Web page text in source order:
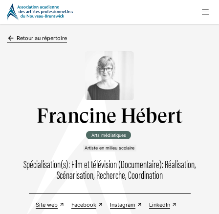
arrow_backward
Retour au répertoire
Francine Hébert
Arts médiatiques
Artiste en milieu scolaire
Spécialisation(s): Film et télévision (Documentaire): Réalisation,
Scénarisation, Recherche, Coordination
Site web arrow_outward Facebook arrow_outward Instagram arrow_outward LinkedIn arrow_outward